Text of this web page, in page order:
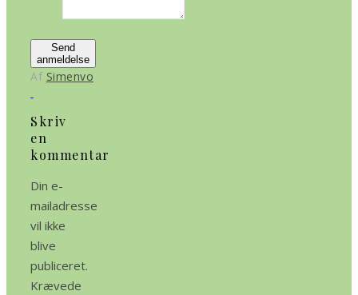
Send
anmeldelse
Af Simenvo
Skriv
en
kommentar
Din e-
mailadresse
vil ikke
blive
publiceret.
Krævede